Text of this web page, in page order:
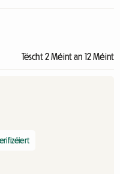
Tëscht 2 Méint an 12 Méint